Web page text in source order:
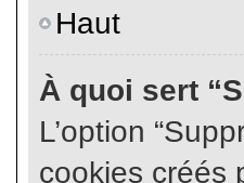
Haut
À quoi sert
L’option
cookies créés